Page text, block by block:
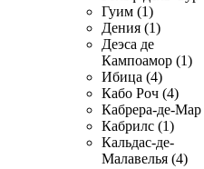
Гуим (1)
Дения (1)
Деэса де
Кампоамор (1)
Ибица (4)
Кабо Роч (4)
Кабрера-де-Мар
Кабрилс (1)
Кальдас-де-
Малавелья (4)